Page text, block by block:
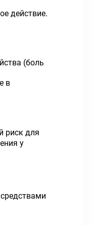
действие.
(боль
в
риск для
у